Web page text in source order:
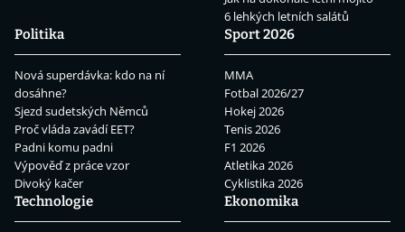
6 lehkých letních salátů
Politika
Nová superdávka: kdo na ní
dosáhne?
Sjezd sudetských Němců
Proč vláda zavádí EET?
Padni komu padni
Výpověď z práce vzor
Divoký kačer
Sport 2026
MMA
Fotbal 2026/27
Hokej 2026
Tenis 2026
F1 2026
Atletika 2026
Cyklistika 2026
Technologie
Ekonomika